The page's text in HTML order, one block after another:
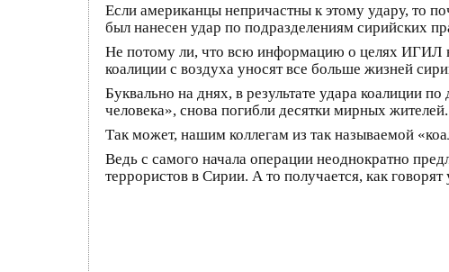
Если американцы непричастны к этому удару, то
был нанесен удар по подразделениям сирийских
Не потому ли, что всю информацию о целях ИГИЛ
коалиции с воздуха уносят все больше жизней
Буквально на днях, в результате удара коалиции
человека», снова погибли десятки мирных жителей.
Так может, нашим коллегам из так называемой
Ведь с самого начала операции неоднократно
террористов в Сирии. А то получается, как